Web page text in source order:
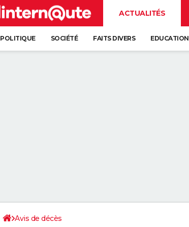
ACTUALITÉS
POLITIQUE SOCIÉTÉ FAITS DIVERS EDUCATION
Avis de décès